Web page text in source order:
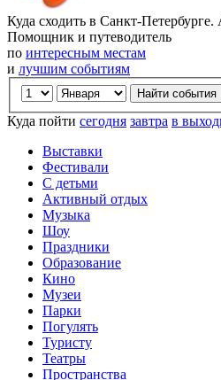
Куда сходить в Санкт-
Помощник и путеводитель
по интересным местам
и лучшим событиям
Куда пойти сегодня завтра в
Выставки
Фестивали
С детьми
Активный отдых
Музыка
Шоу
Праздники
Образование
Кино
Музеи
Парки
Погулять
Туристу
Театры
Пространства